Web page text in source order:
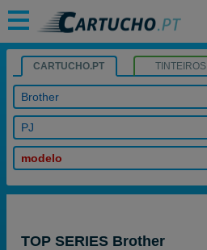
CARTUCHO.PT TINTEIROS
Brother
PJ
modelo
TOP SERIES Brother